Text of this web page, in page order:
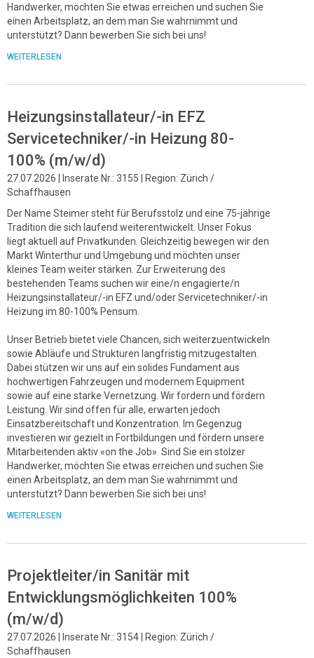
Handwerker, möchten Sie etwas erreichen und suchen Sie
einen Arbeitsplatz, an dem man Sie wahrnimmt und
unterstützt? Dann bewerben Sie sich bei uns!
WEITERLESEN
Heizungsinstallateur/-in EFZ
Servicetechniker/-in Heizung 80-
100% (m/w/d)
27.07.2026 | Inserate Nr.: 3155 | Region: Zürich /
Schaffhausen
Der Name Steimer steht für Berufsstolz und eine 75-jährige
Tradition die sich laufend weiterentwickelt. Unser Fokus
liegt aktuell auf Privatkunden. Gleichzeitig bewegen wir den
Markt Winterthur und Umgebung und möchten unser
kleines Team weiter stärken. Zur Erweiterung des
bestehenden Teams suchen wir eine/n engagierte/n
Heizungsinstallateur/-in EFZ und/oder Servicetechniker/-in
Heizung im 80-100% Pensum.
Unser Betrieb bietet viele Chancen, sich weiterzuentwickeln
sowie Abläufe und Strukturen langfristig mitzugestalten.
Dabei stützen wir uns auf ein solides Fundament aus
hochwertigen Fahrzeugen und modernem Equipment
sowie auf eine starke Vernetzung. Wir fordern und fördern
Leistung. Wir sind offen für alle, erwarten jedoch
Einsatzbereitschaft und Konzentration. Im Gegenzug
investieren wir gezielt in Fortbildungen und fördern unsere
Mitarbeitenden aktiv «on the Job». Sind Sie ein stolzer
Handwerker, möchten Sie etwas erreichen und suchen Sie
einen Arbeitsplatz, an dem man Sie wahrnimmt und
unterstützt? Dann bewerben Sie sich bei uns!
WEITERLESEN
Projektleiter/in Sanitär mit
Entwicklungsmöglichkeiten 100%
(m/w/d)
27.07.2026 | Inserate Nr.: 3154 | Region: Zürich /
Schaffhausen